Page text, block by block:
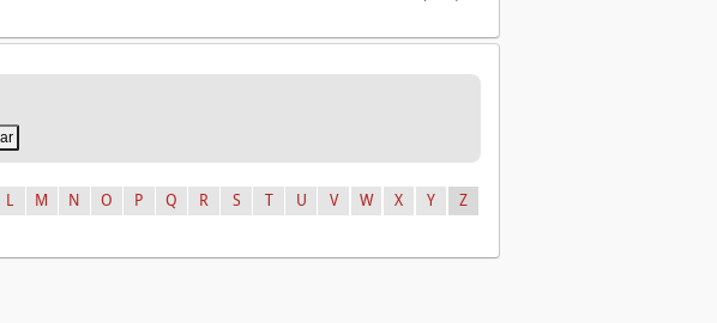
L M N O P Q R S T U V W X Y Z